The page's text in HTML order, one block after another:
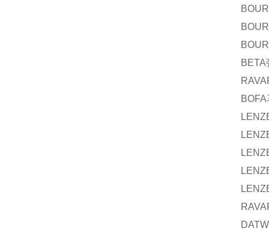
BETA
BOFA